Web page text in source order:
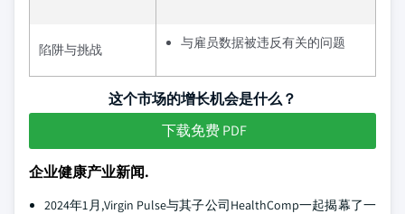
陷阱与挑战 与雇员数据被违反有关的问题
这个市场的增长机会是什么？
下载免费 PDF
企业健康产业新闻.
2024年1月,Virgin Pulse与其子公司HealthComp一起揭幕了一